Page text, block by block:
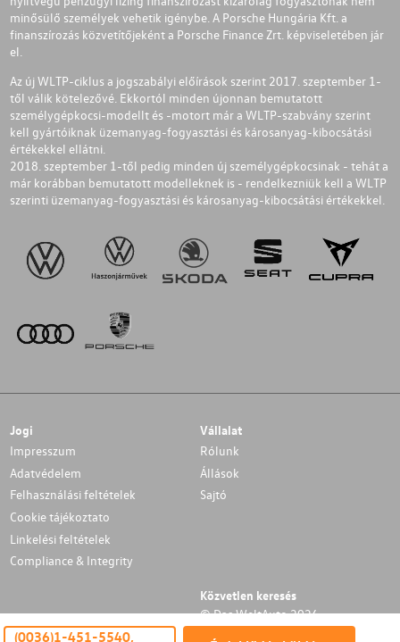
(0036)1-451-5540,
minősülő személyek vehetik igénybe. A Porsche Hungária Kft. a
finanszírozás közvetítőjeként a Porsche Finance Zrt. képviseletében jár
el.
Az új WLTP-ciklus a jogszabályi előírások szerint 2017. szeptember 1-
től válik kötelezővé. Ekkortól minden újonnan bemutatott
személygépkocsi-modellt és -motort már a WLTP-szabvány szerint
kell gyártóiknak üzemanyag-fogyasztási és károsanyag-kibocsátási
értékekkel ellátni.
2018. szeptember 1-től pedig minden új személygépkocsinak - tehát a
már korábban bemutatott modelleknek is - rendelkezniük kell a WLTP
szerinti üzemanyag-fogyasztási és károsanyag-kibocsátási értékekkel.
Jogi
Impresszum
Adatvédelem
Felhasználási feltételek
Cookie tájékoztato
Linkelési feltételek
Compliance & Integrity
Vállalat
Rólunk
Állások
Sajtó
Közvetlen keresés
© Das WeltAuto 2026